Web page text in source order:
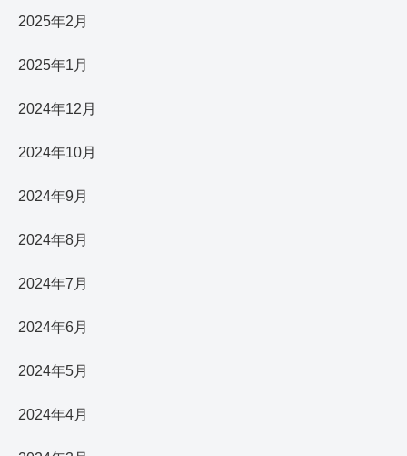
2025年2月
2025年1月
2024年12月
2024年10月
2024年9月
2024年8月
2024年7月
2024年6月
2024年5月
2024年4月